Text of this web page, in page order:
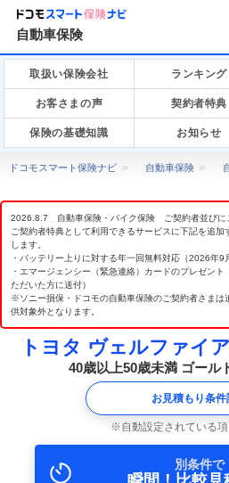
自動車保険
取扱い保険会社 ランキング
お客さまの声 契約者特典
保険の基礎知識 お知らせ
ドコモスマート保険ナビ 自動車保険
2026.8.7 自動車保険・バイク保険 ご契約者並びに
ご契約者特典として利用できるサービスに下記を追
します。
・バッテリー上りに対する年一回無料対応（2026年9
・エマージェンシー（緊急連絡）カードのプレゼン
ただいた方に送付）
※ソニー損保・ドコモの自動車保険のご契約者さまは
供対象外となります。
トヨタ ヴェルファイ
40歳以上50歳未満 ゴール
お見積もり条件
自動設定されている
別条件で